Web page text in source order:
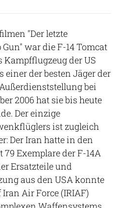
"Der letzte
war die F-14 Tomcat
Kampfflugzeug der US
einer der besten Jäger der
bei
2006 hat sie bis heute
Der einzige
ist zugleich
Der Iran hatte in den
Exemplare der F-14A
Ersatzteile und
aus den USA konnte
Air Force (IRIAF)